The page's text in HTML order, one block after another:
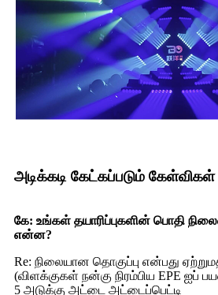
அடிக்கடி கேட்கப்படும் கேள்விகள்
கே: உங்கள் தயாரிப்புகளின் பொதி
என்ன?
Re: நிலையான தொகுப்பு என்பது
(விளக்குகள் நன்கு நிரம்பிய EPE ஐப்
5 அடுக்கு அட்டை அட்டைப்பெட்டி